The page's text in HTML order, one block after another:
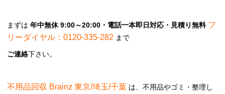
まずは 年中無休 9:00～20:00・電話一本即日対応・見積り無料 フ
リーダイヤル：0120-335-282 まで
ご連絡下さい。
不用品回収 Brainz 東京/埼玉/千葉 は、不用品やゴミ・整理し